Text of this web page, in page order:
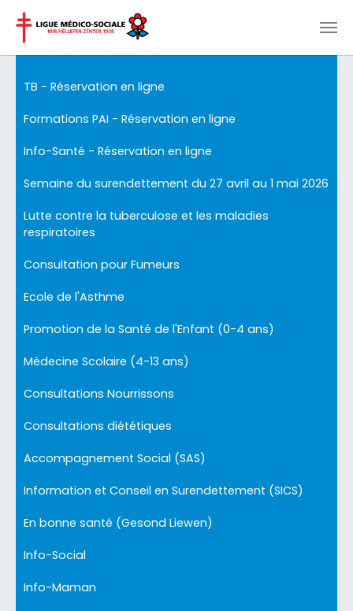
TB - Réservation en ligne
Formations PAI - Réservation en ligne
Info-Santé - Réservation en ligne
Semaine du surendettement du 27 avril au 1 mai 2026
Lutte contre la tuberculose et les maladies
respiratoires
Consultation pour Fumeurs
Ecole de l'Asthme
Promotion de la Santé de l'Enfant (0-4 ans)
Médecine Scolaire (4-13 ans)
Consultations Nourrissons
Consultations diététiques
Accompagnement Social (SAS)
Information et Conseil en Surendettement (SICS)
En bonne santé (Gesond Liewen)
Info-Social
Info-Maman